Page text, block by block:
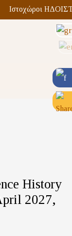
Ιστοχώροι
History
2027,